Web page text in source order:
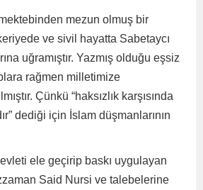
mezun olmuş bir
ve sivil hayatta Sabetaycı
uğramıştır. Yazmış olduğu eşsiz
rağmen milletimize
Çünkü “haksızlık karşısında
dediği için İslam düşmanlarının
ele geçirip baskı uygulayan
Said Nursi ve talebelerine